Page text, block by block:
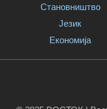
Становништво
Језик
Економија